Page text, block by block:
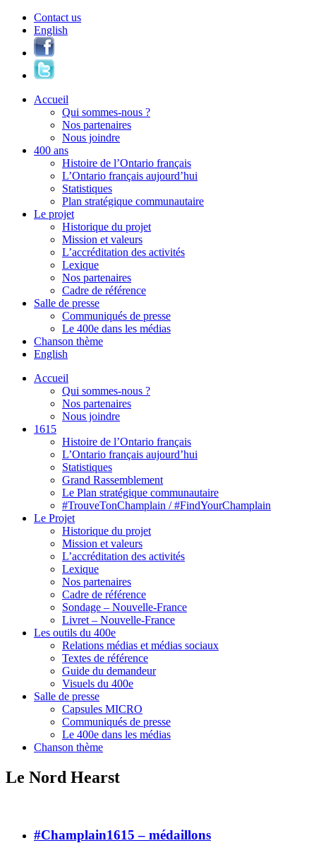
Contact us
English
Accueil
Qui sommes-nous ?
Nos partenaires
Nous joindre
400 ans
Histoire de l’Ontario français
L’Ontario français aujourd’hui
Statistiques
Plan stratégique communautaire
Le projet
Historique du projet
Mission et valeurs
L’accréditation des activités
Lexique
Nos partenaires
Cadre de référence
Salle de presse
Communiqués de presse
Le 400e dans les médias
Chanson thème
English
Accueil
Qui sommes-nous ?
Nos partenaires
Nous joindre
1615
Histoire de l’Ontario français
L’Ontario français aujourd’hui
Statistiques
Grand Rassemblement
Le Plan stratégique communautaire
#TrouveTonChamplain / #FindYourChamplain
Le Projet
Historique du projet
Mission et valeurs
L’accréditation des activités
Lexique
Nos partenaires
Cadre de référence
Sondage – Nouvelle-France
Livret – Nouvelle-France
Les outils du 400e
Relations médias et médias sociaux
Textes de référence
Guide du demandeur
Visuels du 400e
Salle de presse
Capsules MICRO
Communiqués de presse
Le 400e dans les médias
Chanson thème
Le Nord Hearst
#Champlain1615 – médaillons